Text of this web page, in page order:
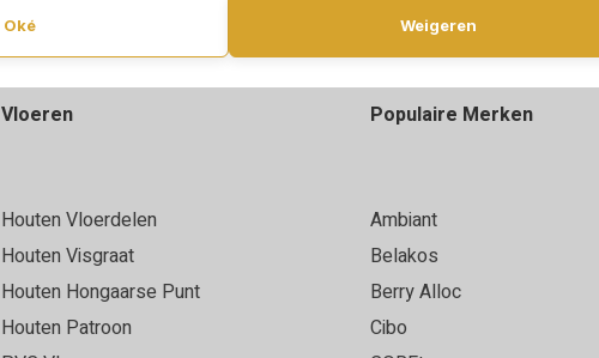
Oké Weigeren
Vloeren
Houten Vloerdelen
Houten Visgraat
Houten Hongaarse Punt
Houten Patroon
Populaire Merken
Ambiant
Belakos
Berry Alloc
Cibo